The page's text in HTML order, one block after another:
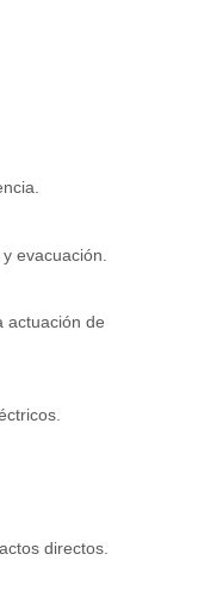
evacuación.
actuación de
directos.